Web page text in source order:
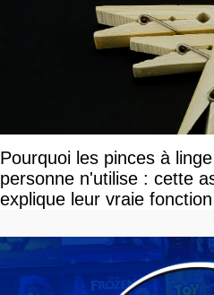
Pourquoi les pinces à
personne n'utilise : cette
explique leur vraie